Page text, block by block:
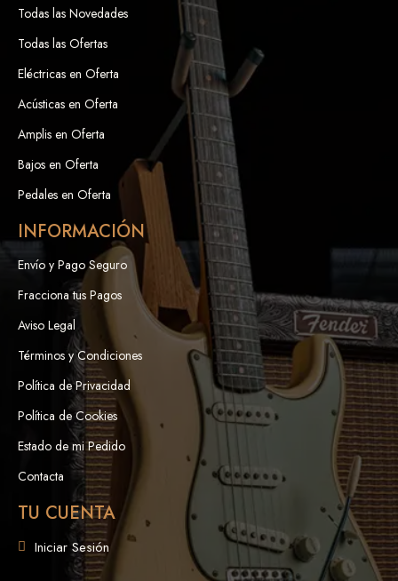
Todas las Novedades
Todas las Ofertas
Eléctricas en Oferta
Acústicas en Oferta
Amplis en Oferta
Bajos en Oferta
Pedales en Oferta
INFORMACIÓN
Envío y Pago Seguro
Fracciona tus Pagos
Aviso Legal
Términos y Condiciones
Política de Privacidad
Política de Cookies
Estado de mi Pedido
Contacta
TU CUENTA
Iniciar Sesión